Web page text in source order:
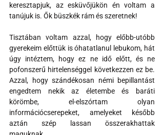
keresztapjuk, az esküvőjükön én voltam a
tanújuk is. Ők büszkék rám és szeretnek!
Tisztában voltam azzal, hogy előbb-utóbb
gyerekeim előttük is óhatatlanul lebukom, hát
úgy intéztem, hogy ez ne idő előtt, és ne
pofonszerű hirtelenséggel következzen ez be.
Azzal, hogy szándékosan némi bepillantást
engedtem nekik az életembe és baráti
körömbe, el-elszórtam olyan
információcserepeket, amelyeket később
aztán szép lassan összerakhattak